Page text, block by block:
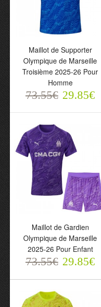
Olympique de Marseille
Veste à Capuche 2025-
26 Marine Pour Homme
128.89€ 64.40€
Maillot de Supporter
Olympique de Marseille
Troisième 2025-26 Pour
Homme
73.55€ 29.85€
Maillot de Gardien
Olympique de Marseille
2025-26 Pour Enfant
73.55€ 29.85€